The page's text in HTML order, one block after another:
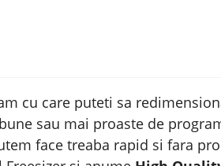
cu care puteti sa
sau mai proaste de
face treaba rapid si fara